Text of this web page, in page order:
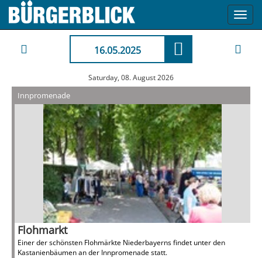
16.05.2025
Saturday, 08. August 2026
Innpromenade
Flohmarkt
Einer der schönsten Flohmärkte Niederbayerns findet unter den
Kastanienbäumen an der Innpromenade statt.